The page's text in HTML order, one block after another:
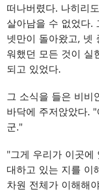
떠나버렸다. 나히리
살아남을 수 없었다.
넷만이 돌아왔고, 넷
워했던 모든 것이 실
되고 있었다.
그 소식을 들은 비비
바닥에 주저앉았다.
군."
"그게 우리가 이곳에
대하고 있는 지를 이
차원 전체가 이해해